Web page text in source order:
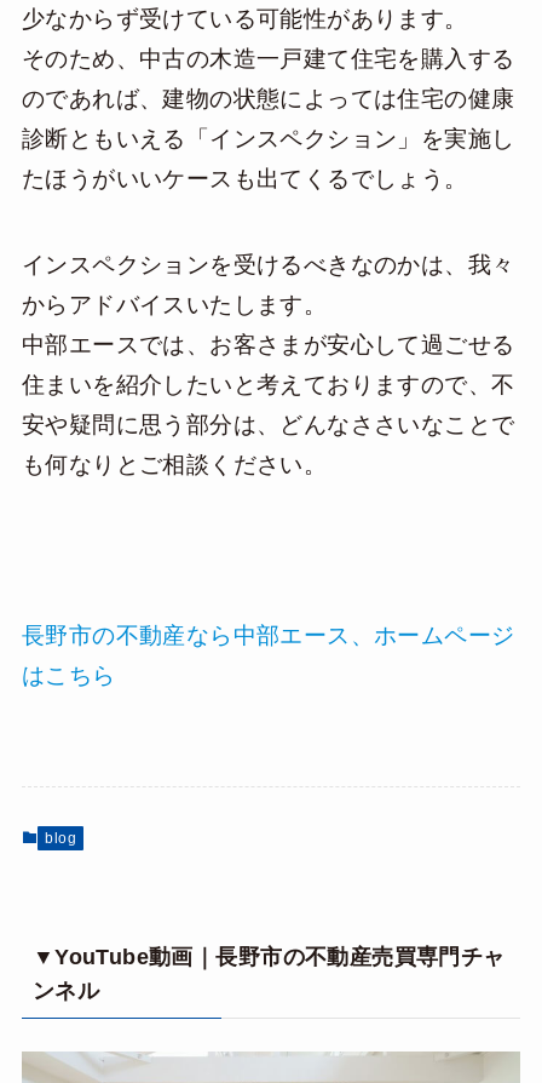
少なからず受けている可能性があります。
そのため、中古の木造一戸建て住宅を購入する
のであれば、建物の状態によっては住宅の健康
診断ともいえる「インスペクション」を実施し
たほうがいいケースも出てくるでしょう。
インスペクションを受けるべきなのかは、我々
からアドバイスいたします。
中部エースでは、お客さまが安心して過ごせる
住まいを紹介したいと考えておりますので、不
安や疑問に思う部分は、どんなささいなことで
も何なりとご相談ください。
長野市の不動産なら中部エース、ホームページ
はこちら
blog
▼YouTube動画｜長野市の不動産売買専門チャ
ンネル